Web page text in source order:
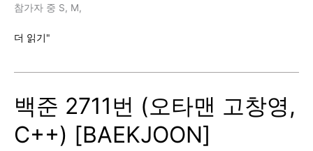
참가자 중 S, M,
백
(웰
컴
키
트,
더 읽기"
백준 2711번 (오타맨 고창영,
C++) [BAEKJOON]